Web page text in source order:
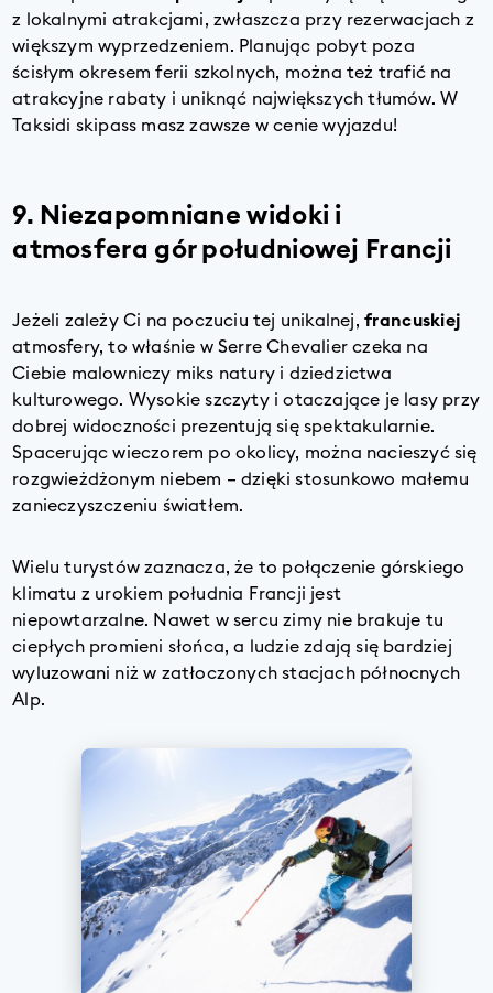
z lokalnymi atrakcjami, zwłaszcza przy rezerwacjach z
większym wyprzedzeniem. Planując pobyt poza
ścisłym okresem ferii szkolnych, można też trafić na
atrakcyjne rabaty i uniknąć największych tłumów. W
Taksidi skipass masz zawsze w cenie wyjazdu!
9. Niezapomniane widoki i
atmosfera gór południowej Francji
Jeżeli zależy Ci na poczuciu tej unikalnej,francuskiej
atmosfery, to właśnie w Serre Chevalier czeka na
Ciebie malowniczy miks natury i dziedzictwa
kulturowego. Wysokie szczyty i otaczające je lasy przy
dobrej widoczności prezentują się spektakularnie.
Spacerując wieczorem po okolicy, można nacieszyć się
rozgwieżdżonym niebem – dzięki stosunkowo małemu
zanieczyszczeniu światłem.
Wielu turystów zaznacza, że to połączenie górskiego
klimatu z urokiem południa Francji jest
niepowtarzalne. Nawet w sercu zimy nie brakuje tu
ciepłych promieni słońca, a ludzie zdają się bardziej
wyluzowani niż w zatłoczonych stacjach północnych
Alp.